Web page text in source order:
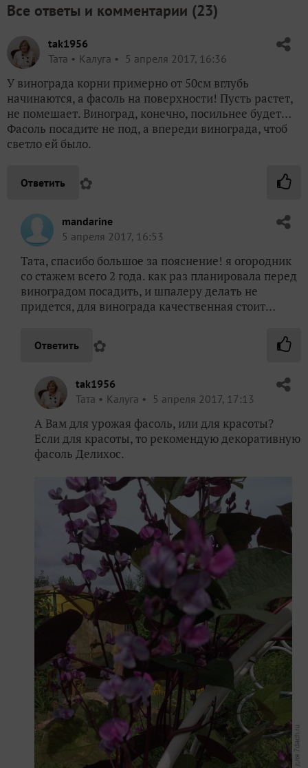
Все ответы и комментарии (23)
tak1956
Taта
Калуга 5 апреля 2017, 16:36
У винограда корни примерно от 50см вглубь
начинаются, а фасоль на поверхности! Пусть растет,
не помешает. Виноград, конечно, посильнее будет…
Фасоль посадите не под, а впереди винограда, чтоб
светло ей было.
Ответить ✿
mandarine
5 апреля 2017, 16:53
Тата, спасибо большое за пояснение! я огородник
со стажем всего 2 года. как раз планировала перед
виноградом посадить, и шпалеру делать не
придется, для винограда качественная стоит…
Ответить ✿
tak1956
Taта
Калуга 5 апреля 2017, 17:13
А Вам для урожая фасоль, или для красоты?
Если для красоты, то рекомендую декоративную
фасоль Делихос.